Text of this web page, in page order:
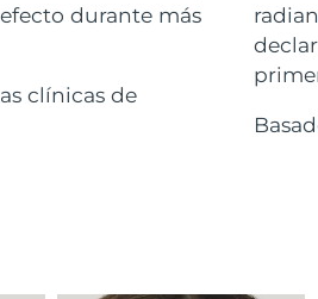
durante más
clínicas de
Entrega prevista 8/10/26
8/8/26
8/8/26